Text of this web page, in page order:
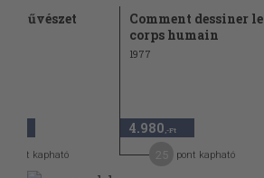
pont kapható
Comment dessiner le
corps humain
1977
4.980 ,-Ft
pont kapható